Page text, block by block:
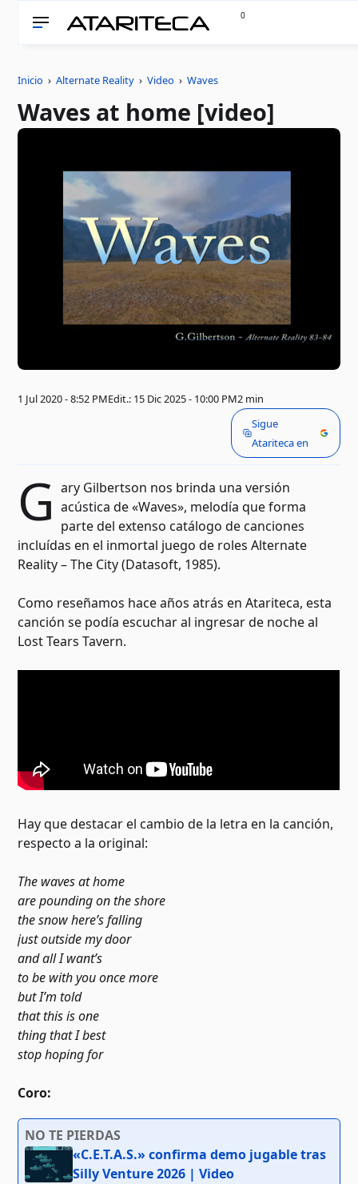
0
Inicio ›Alternate Reality ›Video ›Waves
Waves at home [video]
1 Jul 2020 - 8:52 PMEdit.: 15 Dic 2025 - 10:00 PM2 min
Sigue
Atariteca en
G ary Gilbertson nos brinda una versión
acústica de «Waves», melodía que forma
parte del extenso catálogo de canciones
incluídas en el inmortal juego de roles Alternate
Reality – The City (Datasoft, 1985).
Como reseñamos hace años atrás en Atariteca, esta
canción se podía escuchar al ingresar de noche al
Lost Tears Tavern.
Hay que destacar el cambio de la letra en la canción,
respecto a la original:
The waves at home
are pounding on the shore
the snow here’s falling
just outside my door
and all I want’s
to be with you once more
but I’m told
that this is one
thing that I best
stop hoping for
Coro:
NO TE PIERDAS
«C.E.T.A.S.» confirma demo jugable tras
Silly Venture 2026 | Video